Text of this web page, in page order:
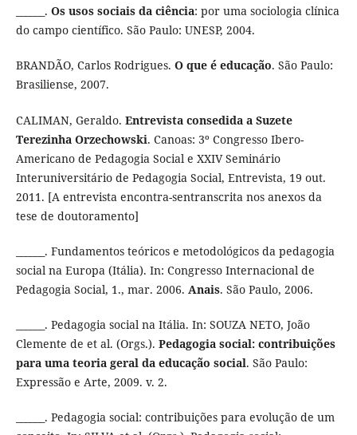
______. Os usos sociais da ciência: por uma sociologia clínica
do campo científico. São Paulo: UNESP, 2004.
BRANDÃO, Carlos Rodrigues. O que é educação. São Paulo:
Brasiliense, 2007.
CALIMAN, Geraldo. Entrevista consedida a Suzete
Terezinha Orzechowski. Canoas: 3º Congresso Ibero-
Americano de Pedagogia Social e XXIV Seminário
Interuniversitário de Pedagogia Social, Entrevista, 19 out.
2011. [A entrevista encontra-sentranscrita nos anexos da
tese de doutoramento]
______. Fundamentos teóricos e metodológicos da pedagogia
social na Europa (Itália). In: Congresso Internacional de
Pedagogia Social, 1., mar. 2006. Anais. São Paulo, 2006.
______. Pedagogia social na Itália. In: SOUZA NETO, João
Clemente de et al. (Orgs.). Pedagogia social: contribuições
para uma teoria geral da educação social. São Paulo:
Expressão e Arte, 2009. v. 2.
______. Pedagogia social: contribuições para evolução de um